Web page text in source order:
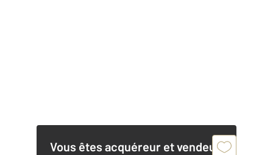
Vous êtes acquéreur et vendeur,